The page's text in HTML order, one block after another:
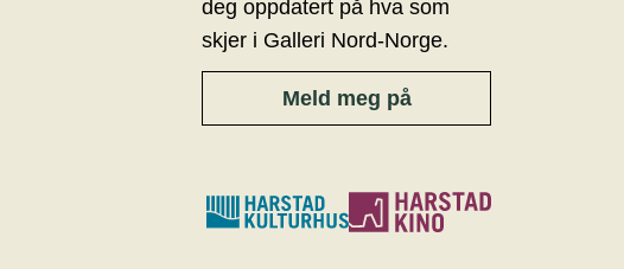
deg oppdatert på hva som
skjer i Galleri Nord-Norge.
Meld meg på